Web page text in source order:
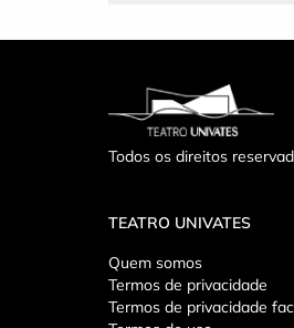
Todos os direitos
TEATRO UNIVATES
Quem somos
Termos de privacidade
Termos de privacidade